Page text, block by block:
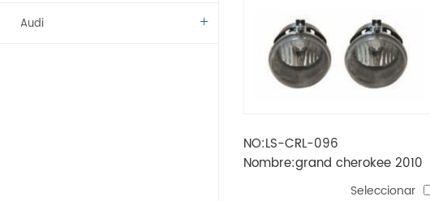
Audi
NO:LS-CRL-096
Nombre:grand cherokee 2010
conjunto de faros antiniebla rh
Seleccionar